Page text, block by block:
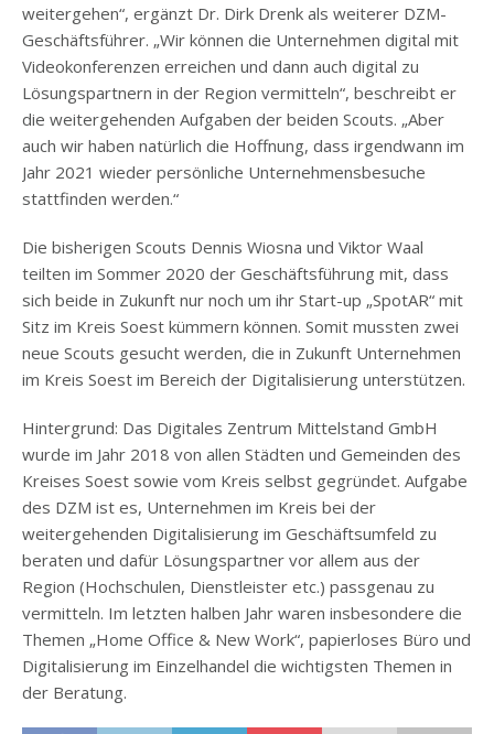
weitergehen“, ergänzt Dr. Dirk Drenk als weiterer DZM-
Geschäftsführer. „Wir können die Unternehmen digital mit
Videokonferenzen erreichen und dann auch digital zu
Lösungspartnern in der Region vermitteln“, beschreibt er
die weitergehenden Aufgaben der beiden Scouts. „Aber
auch wir haben natürlich die Hoffnung, dass irgendwann im
Jahr 2021 wieder persönliche Unternehmensbesuche
stattfinden werden.“
Die bisherigen Scouts Dennis Wiosna und Viktor Waal
teilten im Sommer 2020 der Geschäftsführung mit, dass
sich beide in Zukunft nur noch um ihr Start-up „SpotAR“ mit
Sitz im Kreis Soest kümmern können. Somit mussten zwei
neue Scouts gesucht werden, die in Zukunft Unternehmen
im Kreis Soest im Bereich der Digitalisierung unterstützen.
Hintergrund: Das Digitales Zentrum Mittelstand GmbH
wurde im Jahr 2018 von allen Städten und Gemeinden des
Kreises Soest sowie vom Kreis selbst gegründet. Aufgabe
des DZM ist es, Unternehmen im Kreis bei der
weitergehenden Digitalisierung im Geschäftsumfeld zu
beraten und dafür Lösungspartner vor allem aus der
Region (Hochschulen, Dienstleister etc.) passgenau zu
vermitteln. Im letzten halben Jahr waren insbesondere die
Themen „Home Office & New Work“, papierloses Büro und
Digitalisierung im Einzelhandel die wichtigsten Themen in
der Beratung.